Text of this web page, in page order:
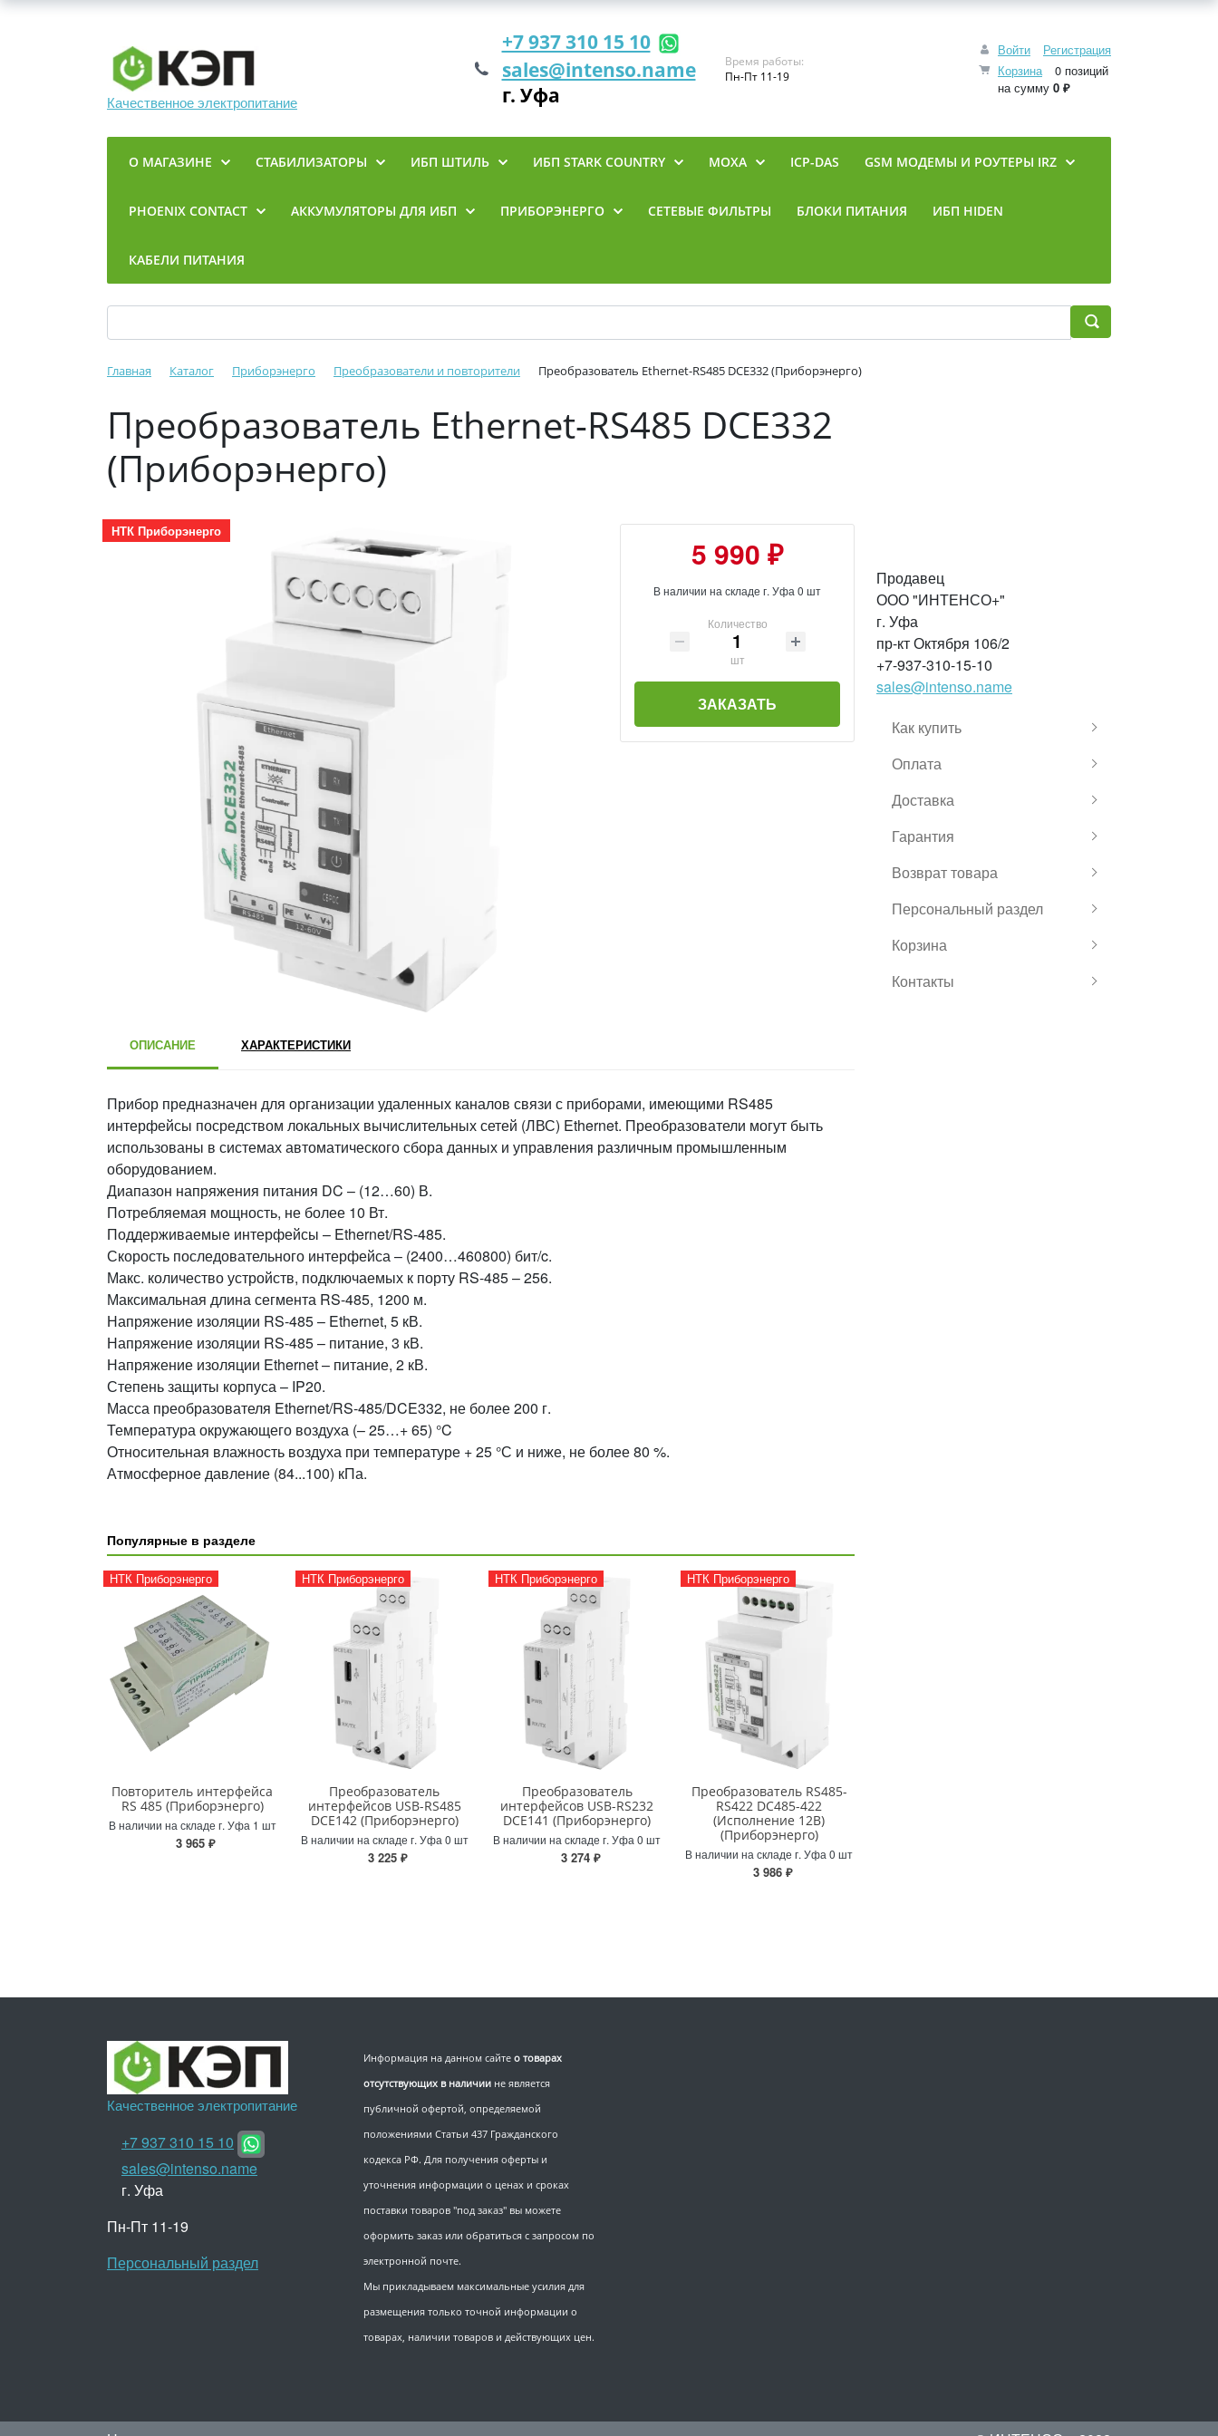
Качественное электропитание
Войти
Регистрация
Корзина
0 позиций
на сумму 0 ₽
+7 937 310 15 10
sales@intenso.name
г. Уфа
Время работы:
Пн-Пт 11-19
О МАГАЗИНЕ СТАБИЛИЗАТОРЫ ИБП ШТИЛЬ ИБП STARK COUNTRY MOXA ICP-DAS GSM МОДЕМЫ И РОУТЕРЫ IRZ
PHOENIX CONTACT АККУМУЛЯТОРЫ ДЛЯ ИБП ПРИБОРЭНЕРГО СЕТЕВЫЕ ФИЛЬТРЫ БЛОКИ ПИТАНИЯ ИБП HIDEN
КАБЕЛИ ПИТАНИЯ
Главная Каталог Приборэнерго Преобразователи и повторители Преобразователь Ethernet-RS485 DCE332 (Приборэнерго)
Преобразователь Ethernet-RS485 DCE332
(Приборэнерго)
НТК Приборэнерго
5 990 ₽
В наличии на складе г. Уфа 0 шт
Количество
шт
ЗАКАЗАТЬ
ОПИСАНИЕ ХАРАКТЕРИСТИКИ
Прибор предназначен для организации удаленных каналов связи с приборами, имеющими RS485
интерфейсы посредством локальных вычислительных сетей (ЛВС) Ethernet. Преобразователи могут быть
использованы в системах автоматического сбора данных и управления различным промышленным
оборудованием.
Диапазон напряжения питания DC – (12…60) В.
Потребляемая мощность, не более 10 Вт.
Поддерживаемые интерфейсы – Ethernet/RS-485.
Скорость последовательного интерфейса – (2400…460800) бит/c.
Макс. количество устройств, подключаемых к порту RS-485 – 256.
Максимальная длина сегмента RS-485, 1200 м.
Напряжение изоляции RS-485 – Ethernet, 5 кВ.
Напряжение изоляции RS-485 – питание, 3 кВ.
Напряжение изоляции Ethernet – питание, 2 кВ.
Степень защиты корпуса – IP20.
Масса преобразователя Ethernet/RS-485/DCE332, не более 200 г.
Температура окружающего воздуха (– 25…+ 65) °C
Относительная влажность воздуха при температуре + 25 °С и ниже, не более 80 %.
Атмосферное давление (84...100) кПа.
Популярные в разделе
НТК Приборэнерго
Повторитель интерфейса
RS 485 (Приборэнерго)
В наличии на складе г. Уфа 1 шт
3 965 ₽
НТК Приборэнерго
Преобразователь
интерфейсов USB-RS485
DCE142 (Приборэнерго)
В наличии на складе г. Уфа 0 шт
3 225 ₽
НТК Приборэнерго
Преобразователь
интерфейсов USB-RS232
DCE141 (Приборэнерго)
В наличии на складе г. Уфа 0 шт
3 274 ₽
НТК Приборэнерго
Преобразователь RS485-
RS422 DC485-422
(Исполнение 12В)
(Приборэнерго)
В наличии на складе г. Уфа 0 шт
3 986 ₽
Продавец
ООО "ИНТЕНСО+"
г. Уфа
пр-кт Октября 106/2
+7-937-310-15-10
sales@intenso.name
Как купить
Оплата
Доставка
Гарантия
Возврат товара
Персональный раздел
Корзина
Контакты
Информация на данном сайте о товарах
отсутствующих в наличии не является
публичной офертой, определяемой
положениями Статьи 437 Гражданского
кодекса РФ. Для получения оферты и
уточнения информации о ценах и сроках
поставки товаров "под заказ" вы можете
оформить заказ или обратиться с запросом по
электронной почте.
Мы прикладываем максимальные усилия для
размещения только точной информации о
товарах, наличии товаров и действующих цен.
Качественное электропитание
+7 937 310 15 10
sales@intenso.name
г. Уфа
Пн-Пт 11-19
Персональный раздел